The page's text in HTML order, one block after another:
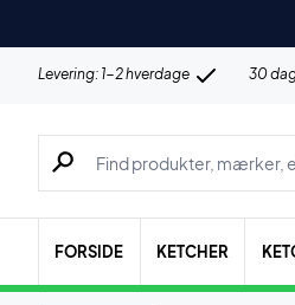
Levering: 1-2 hverdage 30
Søg efter produkter, mærker
FORSIDE KETCHER